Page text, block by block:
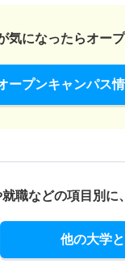
気になったらオー
ープンキャンパス
職などの項目別に、
他の大学